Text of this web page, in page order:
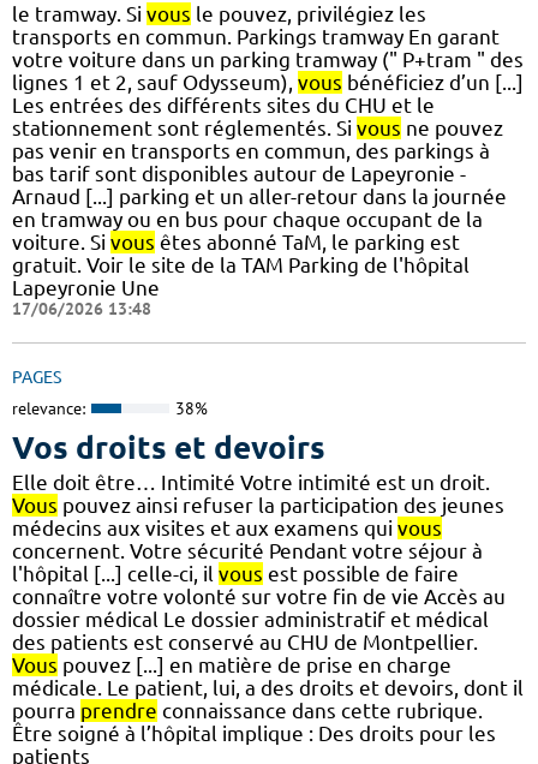
le tramway. Si vous le pouvez, privilégiez les
transports en commun. Parkings tramway En garant
votre voiture dans un parking tramway (" P+tram " des
lignes 1 et 2, sauf Odysseum), vous bénéficiez d’un [...]
Les entrées des différents sites du CHU et le
stationnement sont réglementés. Si vous ne pouvez
pas venir en transports en commun, des parkings à
bas tarif sont disponibles autour de Lapeyronie -
Arnaud [...] parking et un aller-retour dans la journée
en tramway ou en bus pour chaque occupant de la
voiture. Si vous êtes abonné TaM, le parking est
gratuit. Voir le site de la TAM Parking de l'hôpital
Lapeyronie Une
17/06/2026 13:48
PAGES
relevance: 38%
Vos droits et devoirs
Elle doit être… Intimité Votre intimité est un droit.
Vous pouvez ainsi refuser la participation des jeunes
médecins aux visites et aux examens qui vous
concernent. Votre sécurité Pendant votre séjour à
l'hôpital [...] celle-ci, il vous est possible de faire
connaître votre volonté sur votre fin de vie Accès au
dossier médical Le dossier administratif et médical
des patients est conservé au CHU de Montpellier.
Vous pouvez [...] en matière de prise en charge
médicale. Le patient, lui, a des droits et devoirs, dont il
pourra prendre connaissance dans cette rubrique.
Être soigné à l’hôpital implique : Des droits pour les
patients